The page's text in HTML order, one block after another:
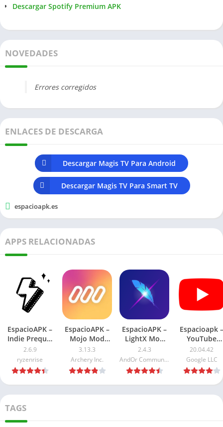
Descargar Spotify Premium APK
NOVEDADES
Errores corregidos
ENLACES DE DESCARGA
Descargar Magis TV Para Android
Descargar Magis TV Para Smart TV
espacioapk.es
APPS RELACIONADAS
EspacioAPK –
Indie Prequel
APK 2026: Pro
desbloqueado
2.6.9
ryzenrise
EspacioAPK –
Mojo Mod
APK 2026: Pro
desbloqueado
3.13.3
Archery Inc.
EspacioAPK –
LightX Mod
APK 2026:
Premium
desbloqueado
2.4.3
AndOr Communications Pvt Ltd
Espacioapk –
YouTube
Premium
2026: Sin
Anuncios
20.04.42
Google LLC
TAGS